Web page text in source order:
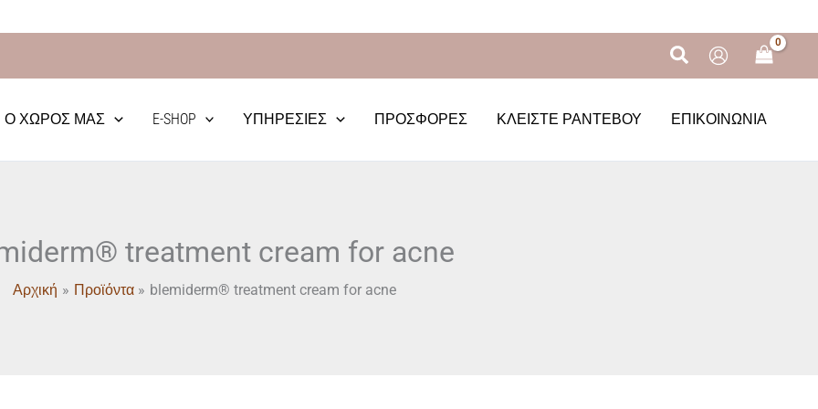
Αναζήτηση
Ο ΧΏΡΟΣ ΜΑΣ E-SHOP ΥΠΗΡΕΣΊΕΣ ΠΡΟΣΦΟΡΈΣ ΚΛΕΊΣΤΕ ΡΑΝΤΕΒΟΎ ΕΠΙΚΟΙΝΩΝΊΑ
treatment cream for acne
Αρχική Προϊόντα blemiderm® treatment cream for acne